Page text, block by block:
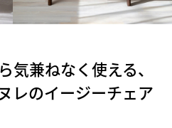
気兼ねなく使える、
レのイージーチェア